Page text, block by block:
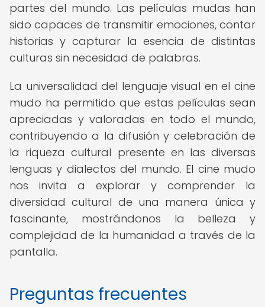
partes del mundo. Las películas mudas han
sido capaces de transmitir emociones, contar
historias y capturar la esencia de distintas
culturas sin necesidad de palabras.
La universalidad del lenguaje visual en el cine
mudo ha permitido que estas películas sean
apreciadas y valoradas en todo el mundo,
contribuyendo a la difusión y celebración de
la riqueza cultural presente en las diversas
lenguas y dialectos del mundo. El cine mudo
nos invita a explorar y comprender la
diversidad cultural de una manera única y
fascinante, mostrándonos la belleza y
complejidad de la humanidad a través de la
pantalla.
Preguntas frecuentes